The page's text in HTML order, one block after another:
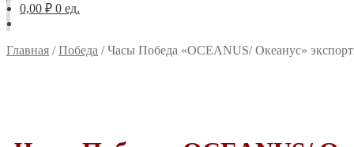
0,00 ₽ 0 ед.
Главная /Победа /Часы Победа «OCEANUS/ Океанус»